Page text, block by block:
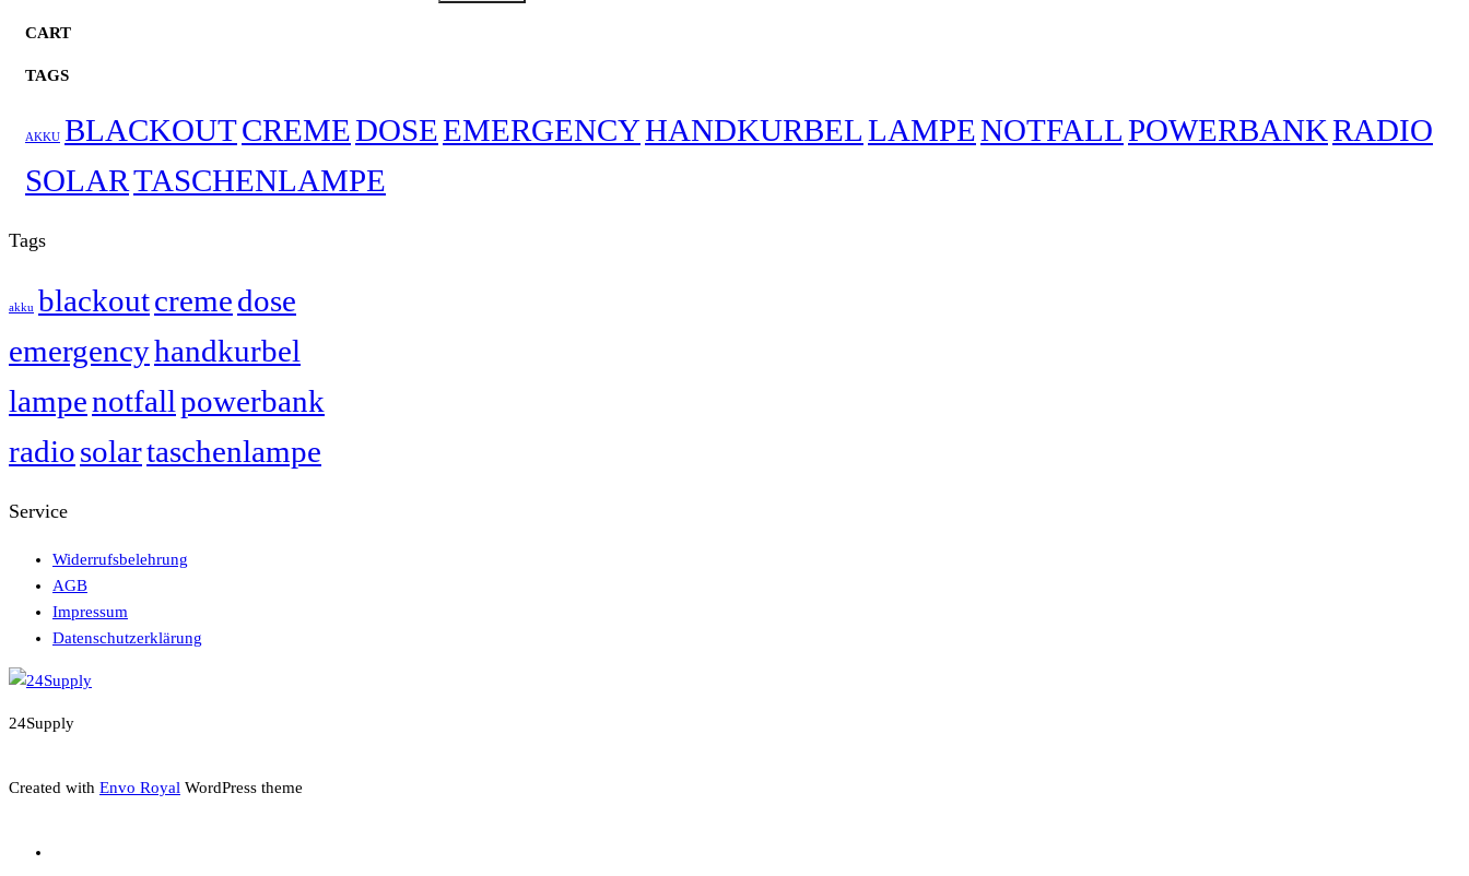
CART
TAGS
AKKU BLACKOUTCREMEDOSEEMERGENCYHANDKURBELLAMPENOTFALLPOWERBANKRADIO
SOLARTASCHENLAMPE
Tags
akku blackoutcremedose
emergencyhandkurbel
lampenotfallpowerbank
radiosolartaschenlampe
Service
Widerrufsbelehrung
AGB
Impressum
Datenschutzerklärung
24Supply
Created with Envo Royal WordPress theme